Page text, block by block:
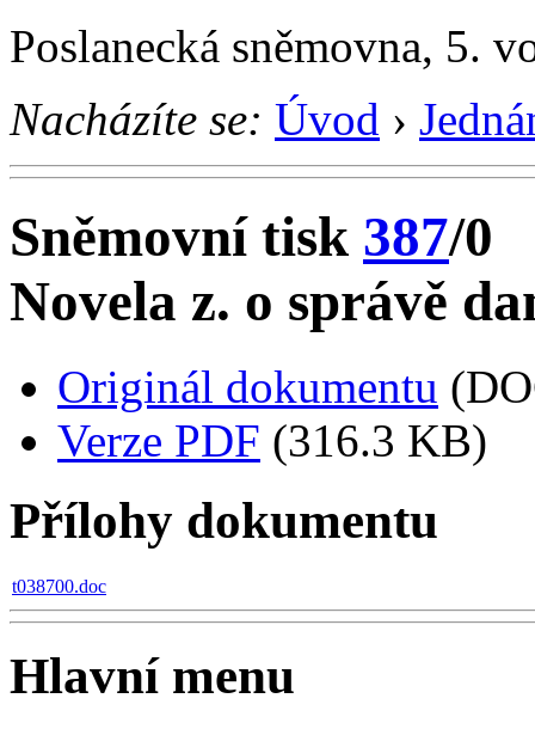
Poslanecká sněmovna, 5.
Nacházíte se: Úvod ›
Sněmovní tisk 387/0
Novela z. o správě
Originál dokumentu
Verze PDF (316.3 KB)
Přílohy dokumentu
t038700.doc
Hlavní menu